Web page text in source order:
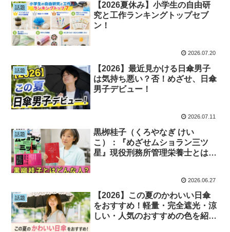
話題
【2026夏休み】小学生の自由研
究と工作ランキングトップセブ
ン！
2026.07.20
話題
【2026】最近見かける日傘男子
は気持ち悪い？否！めざせ、日傘
男子デビュー！
2026.07.11
話題
黒栁桂子（くろやなぎ けい
こ）：『めざせムショラン三ツ
星』現役刑務所管理栄養士とは？
2026.06.27
話題
【2026】この夏のかわいい日傘
をおすすめ！軽量・完全遮光・涼
しい・人気のおすすめの色を紹